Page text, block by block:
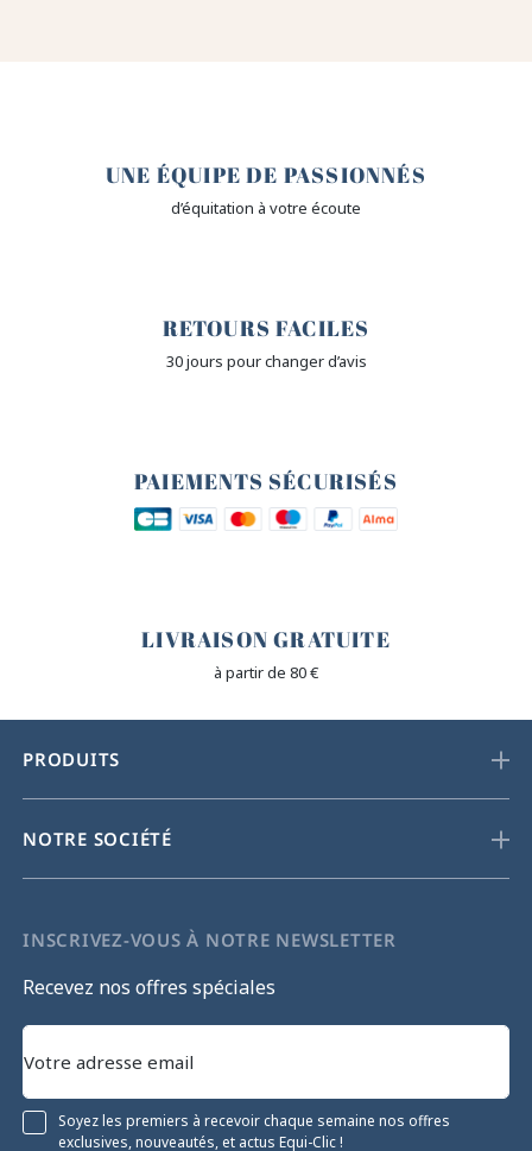
UNE ÉQUIPE DE PASSIONNÉS
d’équitation à votre écoute
RETOURS FACILES
30 jours pour changer d’avis
PAIEMENTS SÉCURISÉS
LIVRAISON GRATUITE
à partir de 80 €
PRODUITS
NOTRE SOCIÉTÉ
INSCRIVEZ-VOUS À NOTRE NEWSLETTER
Recevez nos offres spéciales
Soyez les premiers à recevoir chaque semaine nos offres
exclusives, nouveautés, et actus Equi-Clic !